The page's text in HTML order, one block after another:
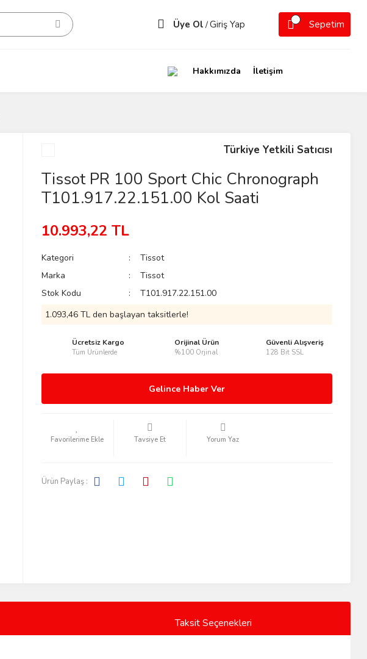
Üye Ol /Giriş Yap Sepetim
Hakkımızda İletişim
Türkiye Yetkili Satıcısı
Tissot PR 100 Sport Chic Chronograph
T101.917.22.151.00 Kol Saati
10.993,22 TL
Kategori
Tissot
Marka
Tissot
Stok Kodu
T101.917.22.151.00
1.093,46 TL den başlayan taksitlerle!
Ücretsiz Kargo
Tüm Ürünlerde
Orijinal Ürün
%100 Orjinal
Güvenli Alışveriş
128 Bit SSL
Gelince Haber Ver
Tavsiye Et Yorum Yaz
Ürün Paylaş :
Taksit Seçenekleri